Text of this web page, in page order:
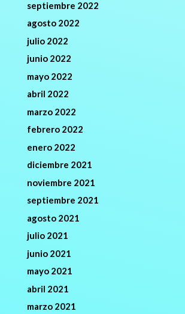
septiembre 2022
agosto 2022
julio 2022
junio 2022
mayo 2022
abril 2022
marzo 2022
febrero 2022
enero 2022
diciembre 2021
noviembre 2021
septiembre 2021
agosto 2021
julio 2021
junio 2021
mayo 2021
abril 2021
marzo 2021